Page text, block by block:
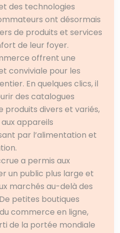
des technologies
ont désormais
de produits et services
de leur foyer.
offrent une
conviviale pour les
En quelques clics, il
des catalogues
produits divers et variés,
appareils
par l’alimentation et
a permis aux
un public plus large et
marchés au-delà des
petites boutiques
commerce en ligne,
de la portée mondiale